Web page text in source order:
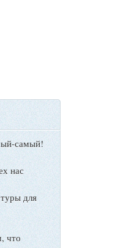
самый!
нас
для
что